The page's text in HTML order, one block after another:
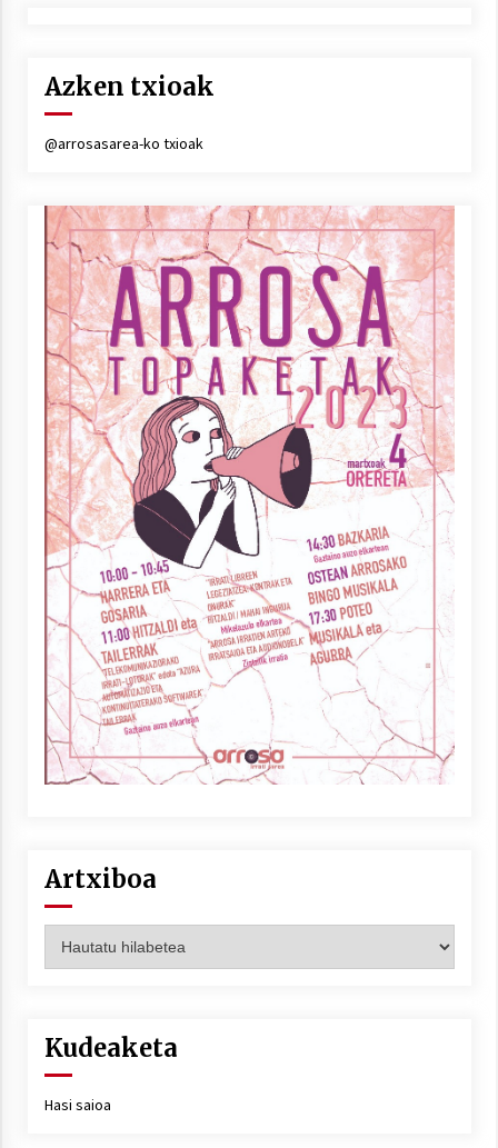
Azken txioak
@arrosasarea-ko txioak
Artxiboa
Kudeaketa
Hasi saioa